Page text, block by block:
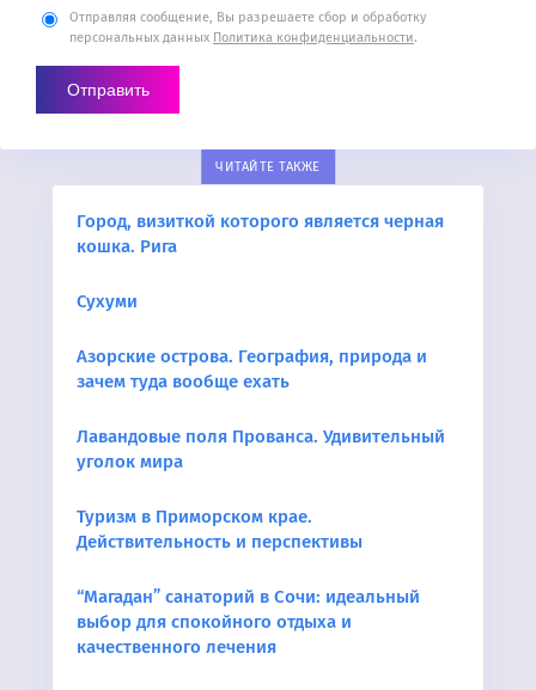
Отправляя сообщение, Вы разрешаете сбор и обработку
персональных данных Политика конфиденциальности.
ЧИТАЙТЕ ТАКЖЕ
Город, визиткой которого является черная
кошка. Рига
Сухуми
Азорские острова. География, природа и
зачем туда вообще ехать
Лавандовые поля Прованса. Удивительный
уголок мира
Туризм в Приморском крае.
Действительность и перспективы
“Магадан” санаторий в Сочи: идеальный
выбор для спокойного отдыха и
качественного лечения